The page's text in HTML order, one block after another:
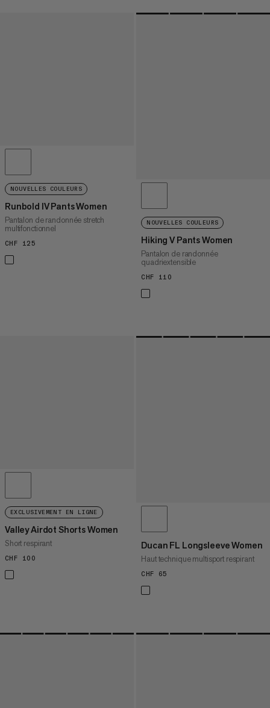
NOUVELLES COULEURS
Runbold IV Pants Women
Pantalon de randonnée stretch
multifonctionnel
CHF 125
NOUVELLES COULEURS
Hiking V Pants Women
Pantalon de randonnée
quadriextensible
CHF 110
EXCLUSIVEMENT EN LIGNE
Valley Airdot Shorts Women
Short respirant
CHF 100
Ducan FL Longsleeve Women
Haut technique multisport respirant
CHF 65